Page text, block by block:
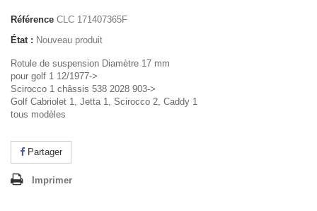
Référence CLC 171407365F
État : Nouveau produit
Rotule de suspension Diamètre 17 mm
pour golf 1 12/1977->
Scirocco 1 châssis 538 2028 903->
Golf Cabriolet 1, Jetta 1, Scirocco 2, Caddy 1
tous modèles
Partager
Imprimer